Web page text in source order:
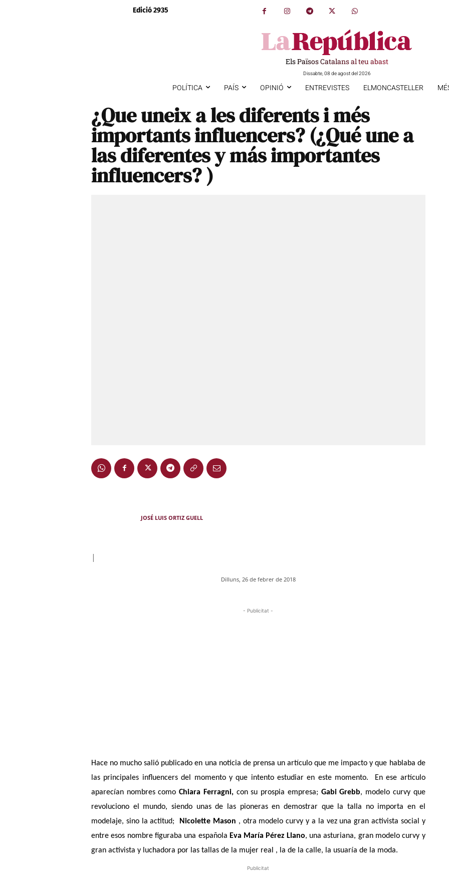
Edició 2935
Els Països Catalans al teu abast
Dissabte, 08 de agost del 2026
POLÍTICA PAÍS OPINIÓ ENTREVISTES ELMONCASTELLER
¿Que uneix a les diferents i més
importants influencers? (¿Qué une a
las diferentes y más importantes
influencers? )
JOSÉ LUIS ORTIZ GUELL
|
Dilluns, 26 de febrer de 2018
- Publicitat -
Hace no mucho salió publicado en una noticia de prensa un artículo que me impacto y que hablaba de
las principales influencers del momento y que intento estudiar en este momento.
En ese artículo
aparecían nombres comoChiara Ferragni,con su prospia empresa; Gabi Grebb, modelo curvy que
revoluciono el mundo, siendo unas de las pioneras en demostrar que la talla no importa en el
modelaje, sino la actitud;
Nicolette Mason , otra modelo curvy y a la vez una gran activista social y
entre esos nombre figuraba una española Eva María Pérez Llano, una asturiana, gran modelo curvy y
gran activista y luchadora por las tallas de la mujer real , la de la calle, la usuaría de la moda.
Publicitat